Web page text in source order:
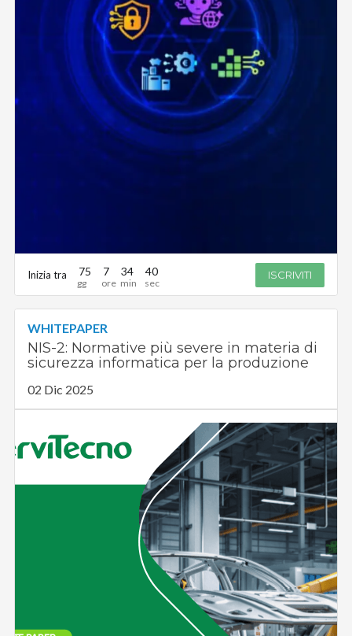
Inizia tra 75 7 34 39 ISCRIVITI
WHITEPAPER
NIS-2: Normative più severe in materia di
sicurezza informatica per la produzione
02 Dic 2025